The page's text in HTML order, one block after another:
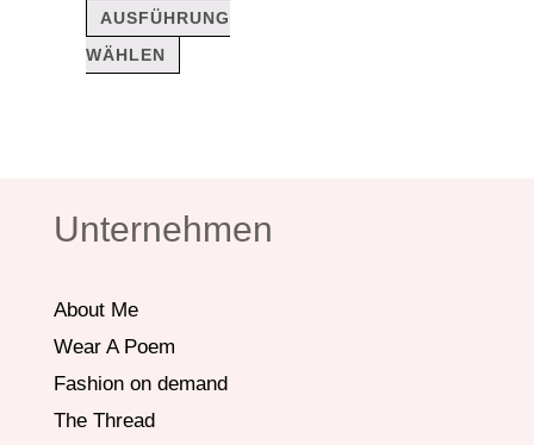
AUSFÜHRUNG
WÄHLEN
werden
Unternehmen
About Me
Wear A Poem
Fashion on demand
The Thread